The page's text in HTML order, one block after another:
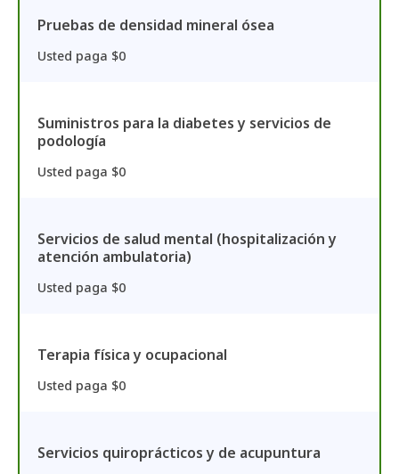
Pruebas de densidad mineral ósea
Usted paga $0
Suministros para la diabetes y servicios de
podología
Usted paga $0
Servicios de salud mental (hospitalización y
atención ambulatoria)
Usted paga $0
Terapia física y ocupacional
Usted paga $0
Servicios quiroprácticos y de acupuntura